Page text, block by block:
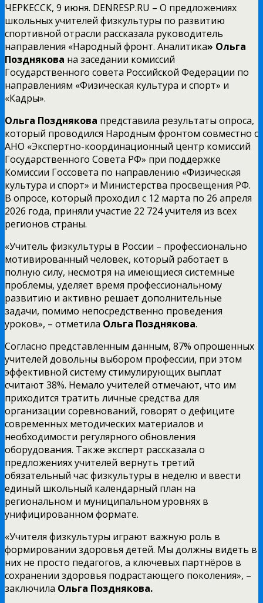
ЧЕРКЕССК, 9 июня. DENRESP.RU – О предложениях
школьных учителей физкультуры по развитию
спортивной отрасли рассказала руководитель
направления «Народный фронт. Аналитика» Ольга
Позднякова на заседании комиссий
Государственного совета Российской Федерации по
направлениям «Физическая культура и спорт» и
«Кадры».
Ольга Позднякова представила результаты опроса,
который проводился Народным фронтом совместно с
АНО «Экспертно-координационный центр комиссий
Государственного Совета РФ» при поддержке
Комиссии Госсовета по направлению «Физическая
культура и спорт» и Министерства просвещения РФ.
В опросе, который проходил с 12 марта по 26 апреля
2026 года, приняли участие 22 724 учителя из всех
регионов страны.
«Учитель физкультуры в России – профессионально
мотивированный человек, который работает в
полную силу, несмотря на имеющиеся системные
проблемы, уделяет время профессиональному
развитию и активно решает дополнительные
задачи, помимо непосредственно проведения
уроков», – отметила Ольга Позднякова.
Согласно представленным данным, 87% опрошенных
учителей довольны выбором профессии, при этом
эффективной систему стимулирующих выплат
считают 38%. Немало учителей отмечают, что им
приходится тратить личные средства для
организации соревнований, говорят о дефиците
современных методических материалов и
необходимости регулярного обновления
оборудования. Также эксперт рассказала о
предложениях учителей вернуть третий
обязательный час физкультуры в неделю и ввести
единый школьный календарный план на
региональном и муниципальном уровнях в
унифицированном формате.
«Учителя физкультуры играют важную роль в
формировании здоровья детей. Мы должны видеть в
них не просто педагогов, а ключевых партнёров в
сохранении здоровья подрастающего поколения», –
заключила Ольга Позднякова.